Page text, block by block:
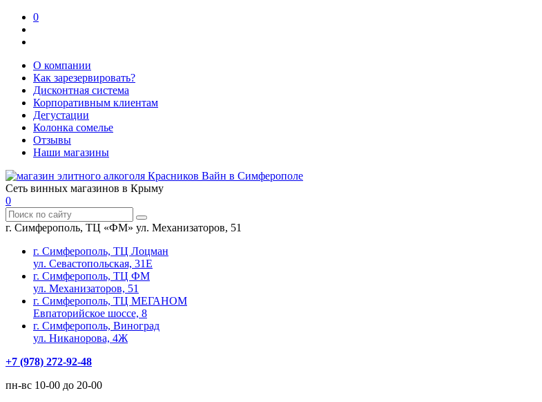
0
О компании
Как зарезервировать?
Дисконтная система
Корпоративным клиентам
Дегустации
Колонка сомелье
Отзывы
Наши магазины
Сеть винных магазинов в Крыму
0
г. Симферополь, ТЦ «ФМ» ул. Механизаторов, 51
г. Симферополь, ТЦ Лоцман
ул. Севастопольская, 31Е
г. Симферополь, ТЦ ФМ
ул. Механизаторов, 51
г. Симферополь, ТЦ МЕГАНОМ
Евпаторийское шоссе, 8
г. Симферополь, Виноград
ул. Никанорова, 4Ж
+7 (978) 272-92-48
пн-вс 10-00 до 20-00